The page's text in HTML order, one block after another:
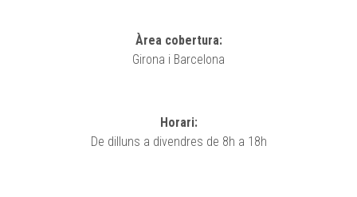
Àrea cobertura:
Girona i Barcelona
Horari:
De dilluns a divendres de 8h a 18h